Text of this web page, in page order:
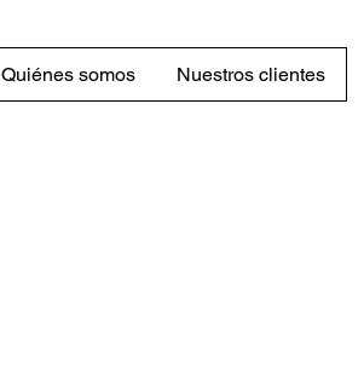
Quiénes somos Nuestros clientes